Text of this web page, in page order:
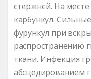
стержней. На
карбункул.
фурункул при
распространению
ткани. Инфекция
абсцедированием